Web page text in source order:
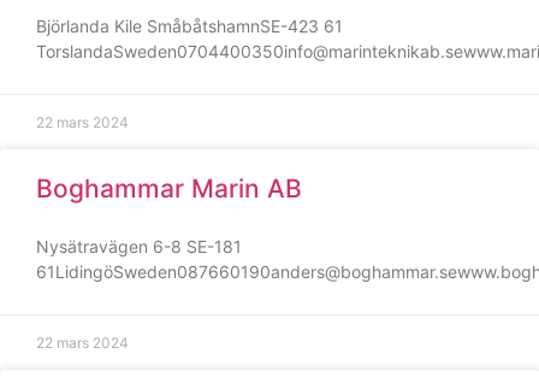
Björlanda Kile SmåbåtshamnSE-423 61
22 mars 2024
Boghammar Marin AB
Nysätravägen 6-8 SE-181
22 mars 2024
kakorna
kommer viss
från
Marknadsföring
Genom att dela
beteende när du